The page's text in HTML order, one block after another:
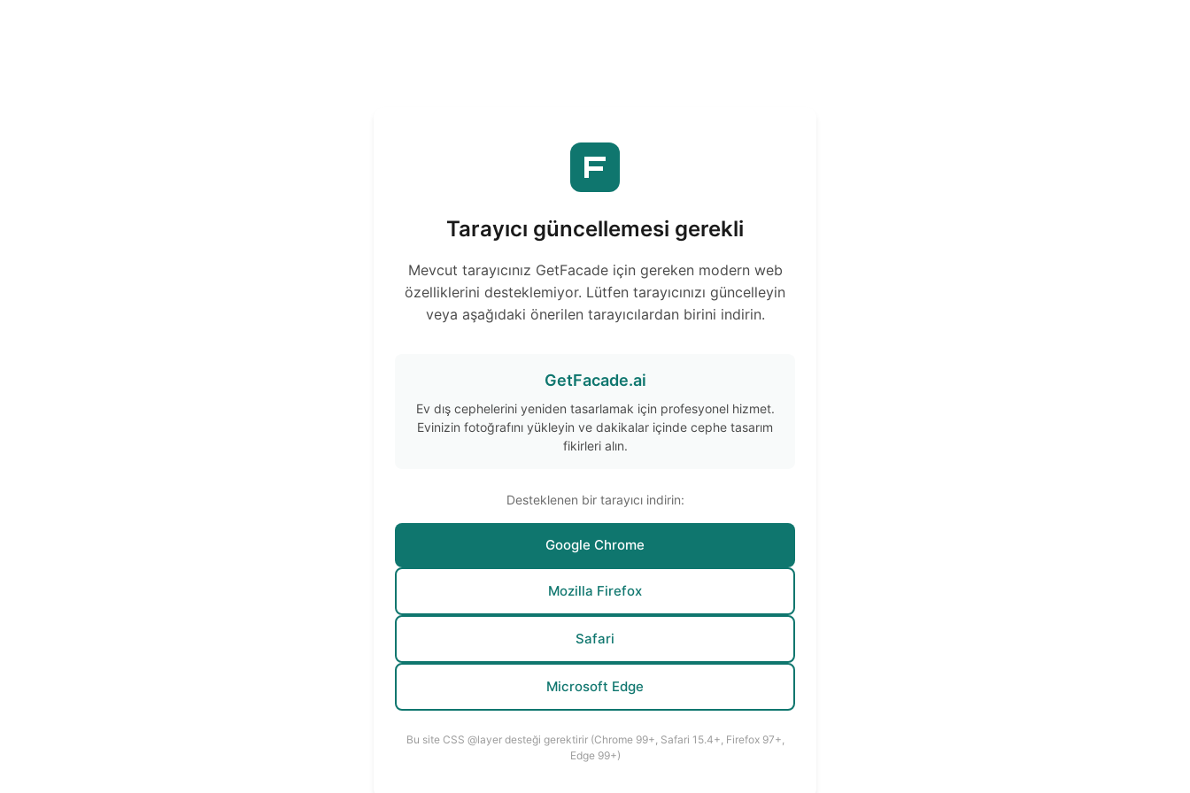
Tarayıcı güncellemesi gerekli
Mevcut tarayıcınız GetFacade için gereken modern web
özelliklerini desteklemiyor. Lütfen tarayıcınızı güncelleyin
veya aşağıdaki önerilen tarayıcılardan birini indirin.
GetFacade.ai
Ev dış cephelerini yeniden tasarlamak için profesyonel hizmet.
Evinizin fotoğrafını yükleyin ve dakikalar içinde cephe tasarım
fikirleri alın.
Desteklenen bir tarayıcı indirin:
Google Chrome
Mozilla Firefox
Safari
Microsoft Edge
Bu site CSS @layer desteği gerektirir (Chrome 99+, Safari 15.4+, Firefox 97+,
Edge 99+)